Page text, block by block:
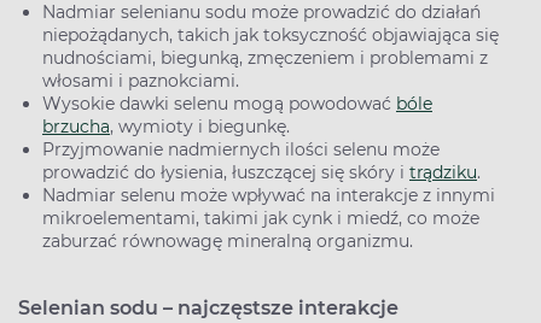
Nadmiar selenianu sodu może prowadzić do działań
niepożądanych, takich jak toksyczność objawiająca się
nudnościami, biegunką, zmęczeniem i problemami z
włosami i paznokciami.
Wysokie dawki selenu mogą powodować bóle
brzucha, wymioty i biegunkę.
Przyjmowanie nadmiernych ilości selenu może
prowadzić do łysienia, łuszczącej się skóry i trądziku.
Nadmiar selenu może wpływać na interakcje z innymi
mikroelementami, takimi jak cynk i miedź, co może
zaburzać równowagę mineralną organizmu.
Selenian sodu – najczęstsze interakcje